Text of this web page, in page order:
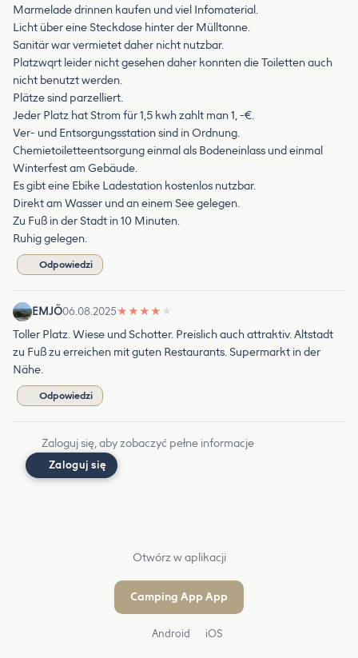
Marmelade drinnen kaufen und viel Infomaterial.
Licht über eine Steckdose hinter der Mülltonne.
Sanitär war vermietet daher nicht nutzbar.
Platzwqrt leider nicht gesehen daher konnten die Toiletten auch
nicht benutzt werden.
Plätze sind parzelliert.
Jeder Platz hat Strom für 1,5 kwh zahlt man 1, -€.
Ver- und Entsorgungsstation sind in Ordnung.
Chemietoiletteentsorgung einmal als Bodeneinlass und einmal
Winterfest am Gebäude.
Es gibt eine Ebike Ladestation kostenlos nutzbar.
Direkt am Wasser und an einem See gelegen.
Zu Fuß in der Stadt in 10 Minuten.
Ruhig gelegen.
Odpowiedzi
EMJÖ06.08.2025★ ★ ★ ★ ★
Toller Platz. Wiese und Schotter. Preislich auch attraktiv. Altstadt
zu Fuß zu erreichen mit guten Restaurants. Supermarkt in der
Nähe.
Odpowiedzi
Zaloguj się, aby zobaczyć pełne informacje
Zaloguj się
Otwórz w aplikacji
Camping App App
Android iOS